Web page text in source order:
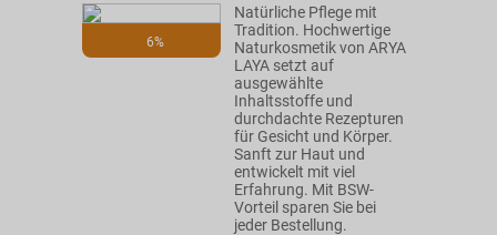
6%
Natürliche Pflege mit
Tradition. Hochwertige
Naturkosmetik von ARYA
LAYA setzt auf
ausgewählte
Inhaltsstoffe und
durchdachte Rezepturen
für Gesicht und Körper.
Sanft zur Haut und
entwickelt mit viel
Erfahrung. Mit BSW-
Vorteil sparen Sie bei
jeder Bestellung.